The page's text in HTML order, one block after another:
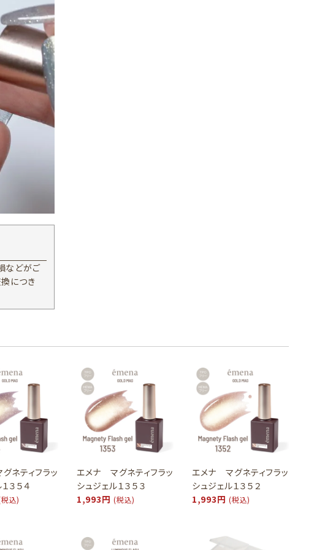
などがご
につき
ネティフラッ
３５４
込)
エメナ マグネティフラッ
シュジェル１３５３
1,993円 (税込)
エメナ マグネティフラッ
シュジェル１３５２
1,993円 (税込)